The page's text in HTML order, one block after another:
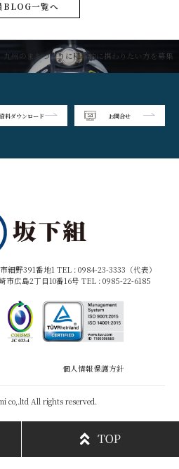
BLOG一覧へ
州のまちづくりに積極的に携わりたい方を募集
資料ダウンロード お問合せ
細野391番地1 TEL : 0984-23-3333（代表）
市広島2丁目10番16号 TEL : 0985-22-6185
個人情報保護方針
co,.ltd All rights reserved.